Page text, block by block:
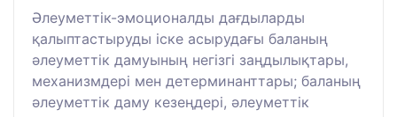
Әлеуметтік-эмоционалды дағдыларды
қалыптастыруды іске асырудағы баланың
әлеуметтік дамуының негізгі заңдылықтары,
механизмдері мен детерминанттары; баланың
әлеуметтік даму кезеңдері, әлеуметтік